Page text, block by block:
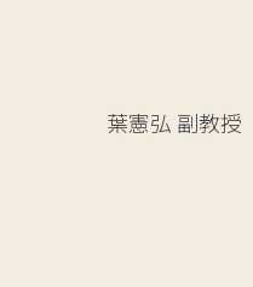
葉憲弘 副教授